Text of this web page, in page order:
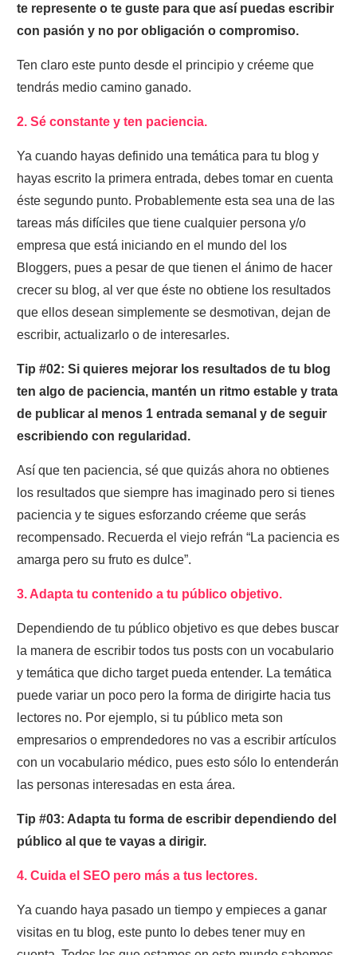
te represente o te guste para que así puedas escribir
con pasión y no por obligación o compromiso.
Ten claro este punto desde el principio y créeme que
tendrás medio camino ganado.
2. Sé constante y ten paciencia.
Ya cuando hayas definido una temática para tu blog y
hayas escrito la primera entrada, debes tomar en cuenta
éste segundo punto. Probablemente esta sea una de las
tareas más difíciles que tiene cualquier persona y/o
empresa que está iniciando en el mundo del los
Bloggers, pues a pesar de que tienen el ánimo de hacer
crecer su blog, al ver que éste no obtiene los resultados
que ellos desean simplemente se desmotivan, dejan de
escribir, actualizarlo o de interesarles.
Tip #02: Si quieres mejorar los resultados de tu blog
ten algo de paciencia, mantén un ritmo estable y trata
de publicar al menos 1 entrada semanal y de seguir
escribiendo con regularidad.
Así que ten paciencia, sé que quizás ahora no obtienes
los resultados que siempre has imaginado pero si tienes
paciencia y te sigues esforzando créeme que serás
recompensado. Recuerda el viejo refrán “La paciencia es
amarga pero su fruto es dulce”.
3. Adapta tu contenido a tu público objetivo.
Dependiendo de tu público objetivo es que debes buscar
la manera de escribir todos tus posts con un vocabulario
y temática que dicho target pueda entender. La temática
puede variar un poco pero la forma de dirigirte hacia tus
lectores no. Por ejemplo, si tu público meta son
empresarios o emprendedores no vas a escribir artículos
con un vocabulario médico, pues esto sólo lo entenderán
las personas interesadas en esta área.
Tip #03: Adapta tu forma de escribir dependiendo del
público al que te vayas a dirigir.
4. Cuida el SEO pero más a tus lectores.
Ya cuando haya pasado un tiempo y empieces a ganar
visitas en tu blog, este punto lo debes tener muy en